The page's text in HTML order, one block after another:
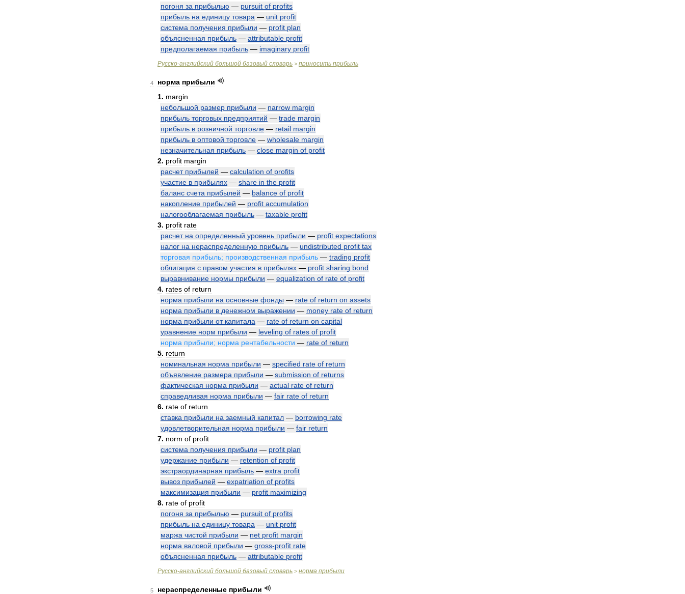
погоня за прибылью — pursuit of profits
прибыль на единицу товара — unit profit
система получения прибыли — profit plan
объясненная прибыль — attributable profit
предполагаемая прибыль — imaginary profit
Русско-английский большой базовый словарь > приносить прибыль
4 норма прибыли
1. margin
небольшой размер прибыли — narrow margin
прибыль торговых предприятий — trade margin
прибыль в розничной торговле — retail margin
прибыль в оптовой торговле — wholesale margin
незначительная прибыль — close margin of profit
2. profit margin
расчет прибылей — calculation of profits
участие в прибылях — share in the profit
баланс счета прибылей — balance of profit
накопление прибылей — profit accumulation
налогооблагаемая прибыль — taxable profit
3. profit rate
расчет на определенный уровень прибыли — profit expectations
налог на нераспределенную прибыль — undistributed profit tax
торговая прибыль; производственная прибыль — trading profit
облигация с правом участия в прибылях — profit sharing bond
выравнивание нормы прибыли — equalization of rate of profit
4. rates of return
норма прибыли на основные фонды — rate of return on assets
норма прибыли в денежном выражении — money rate of return
норма прибыли от капитала — rate of return on capital
уравнение норм прибыли — leveling of rates of profit
норма прибыли; норма рентабельности — rate of return
5. return
номинальная норма прибыли — specified rate of return
объявление размера прибыли — submission of returns
фактическая норма прибыли — actual rate of return
справедливая норма прибыли — fair rate of return
6. rate of return
ставка прибыли на заемный капитал — borrowing rate
удовлетворительная норма прибыли — fair return
7. norm of profit
система получения прибыли — profit plan
удержание прибыли — retention of profit
экстраординарная прибыль — extra profit
вывоз прибылей — expatriation of profits
максимизация прибыли — profit maximizing
8. rate of profit
погоня за прибылью — pursuit of profits
прибыль на единицу товара — unit profit
маржа чистой прибыли — net profit margin
норма валовой прибыли — gross-profit rate
объясненная прибыль — attributable profit
Русско-английский большой базовый словарь > норма прибыли
5 нераспределенные прибыли